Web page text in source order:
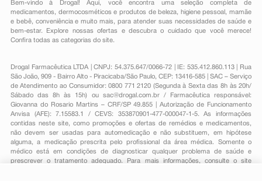
Bem-vindo à Drogal! Aqui, você encontra uma seleção completa de
medicamentos , dermocosméticos e produtos de beleza, higiene pessoal ,mamãe
e bebê, conveniênciae muito mais, para atender suas necessidades de saúde e
bem-estar. Explore nossas ofertas e descubra o cuidado que você merece!
Confira todas as categorias do site.
Drogal Farmacêutica LTDA | CNPJ: 54.375.647/0066-72 | IE: 535.412.860.113 | Rua
São João, 909 - Bairro Alto - Piracicaba/São Paulo, CEP: 13416-585 | SAC – Serviço
de Atendimento ao Consumidor: 0800 771 2120 (Segunda à Sexta das 8h às 20h/
Sábado das 8h às 15h) ou sac@drogal.com.br/ Farmacêutica responsável:
Giovanna do Rosario Martins – CRF/SP 49.855 | Autorização de Funcionamento
Anvisa (AFE): 7.15583.1 / CEVS: 353870901-477-000047-1-5. As informações
contidas neste site, como promoções e ofertas de remédios e medicamentos,
não devem ser usadas para automedicação e não substituem, em hipótese
alguma, a medicação prescrita pelo profissional da área médica. Somente o
médico está em condições de diagnosticar qualquer problema de saúde e
prescrever o tratamento adequado. Para mais informações, consulte o site